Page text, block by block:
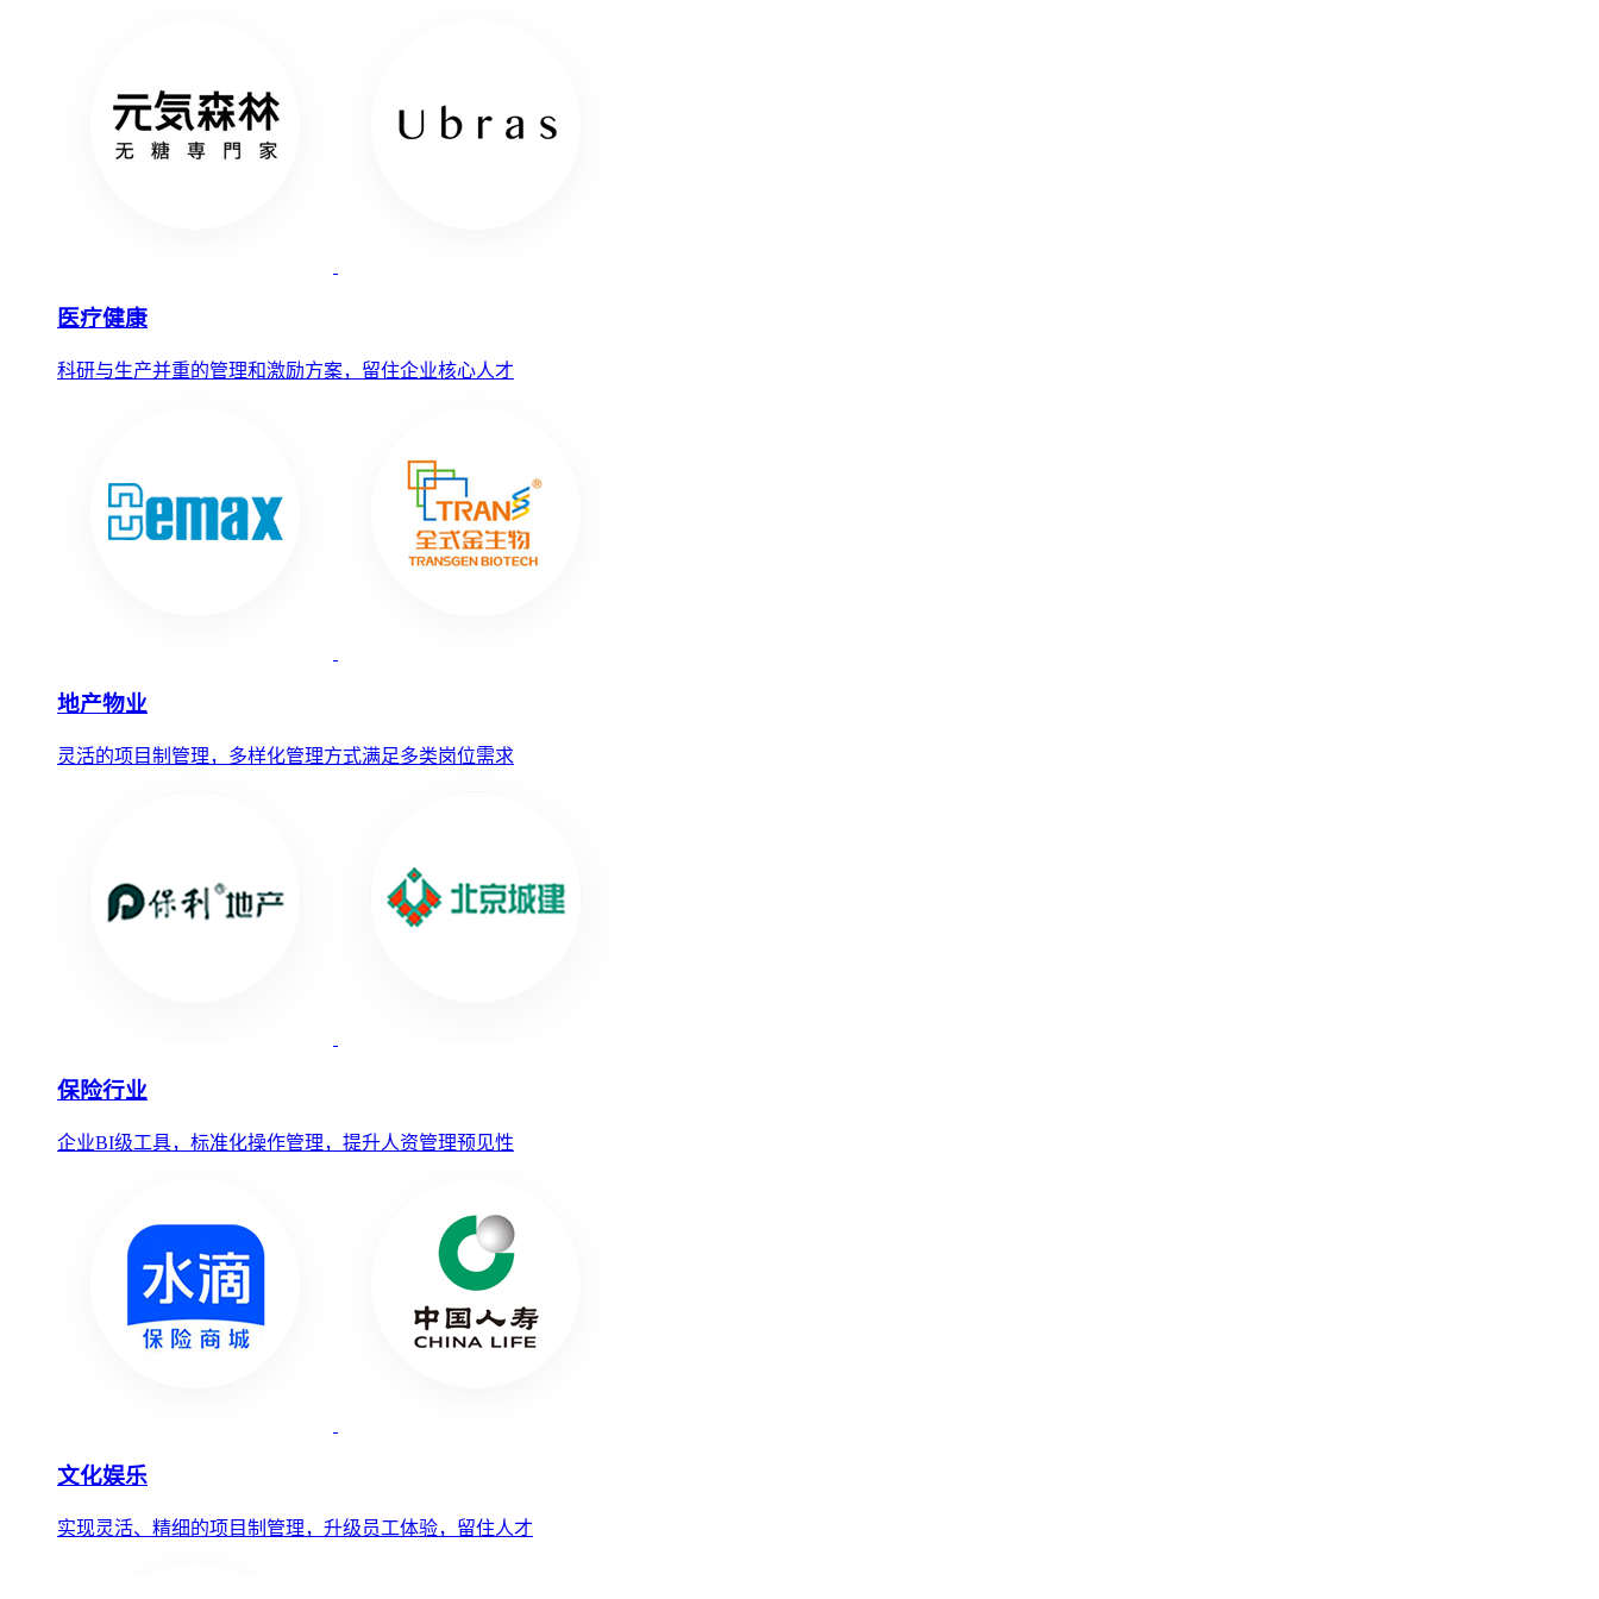
医疗健康
科研与生产并重的管理和激励方案，留住企业核心人才
地产物业
灵活的项目制管理，多样化管理方式满足多类岗位需求
保险行业
企业BI级工具，标准化操作管理，提升人资管理预见性
文化娱乐
实现灵活、精细的项目制管理，升级员工体验，留住人才